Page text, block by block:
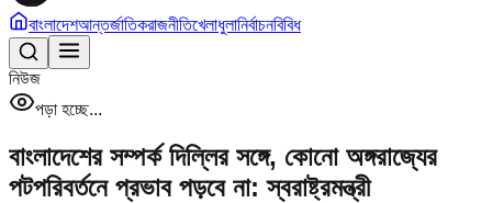
বাংলাদেশআন্তর্জাতিকরাজনীতিখেলাধুলানির্বাচনবিবিধ
নিউজ
পড়া হচ্ছে...
বাংলাদেশের সম্পর্ক দিল্লির সঙ্গে, কোনো অঙ্গরাজ্যের
পটপরিবর্তনে প্রভাব পড়বে না: স্বরাষ্ট্রমন্ত্রী